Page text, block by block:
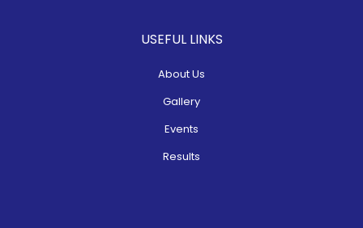
USEFUL LINKS
About Us
Gallery
Events
Results